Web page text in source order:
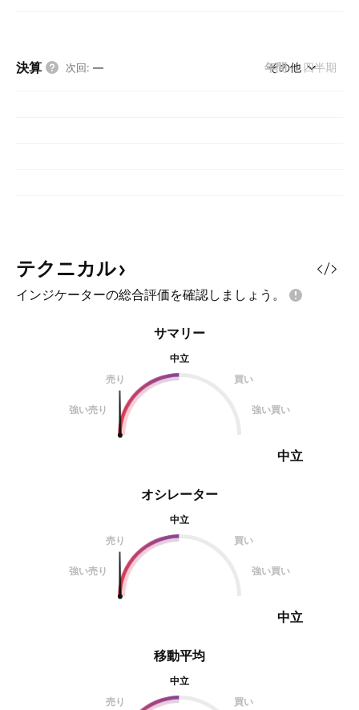
決算 次回: — 年間 四半期
その他
テクニカル
インジケーターの総合評価を確認しましょう。
オシレーター
中立
売り
買い
強い売り 強い買い
中立
サマリー
中立
売り
買い
強い売り 強い買い
中立
移動平均
中立
売り
買い